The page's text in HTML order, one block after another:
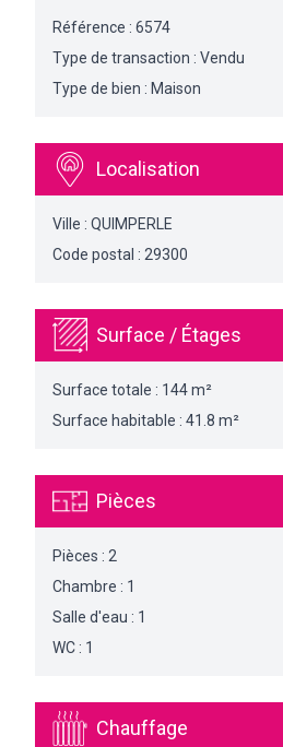
Référence : 6574
Type de transaction : Vendu
Type de bien : Maison
Localisation
Ville : QUIMPERLE
Code postal : 29300
Surface / Étages
Surface totale : 144 m²
Surface habitable : 41.8 m²
Pièces
Pièces : 2
Chambre : 1
Salle d'eau : 1
WC : 1
Chauffage